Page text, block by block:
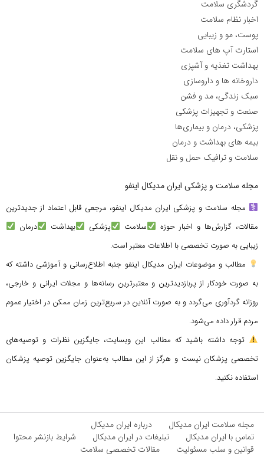
گردشگری سلامت
اخبار نظام سلامت
پوست، مو و زیبایی
استارت آپ های سلامت
بهداشت تغذیه و آشپزی
داروخانه ها و داروسازی
سبک زندگی، مد و فشن
صنعت و تجهیزات پزشکی
پزشکی، درمان و بیماری‌ها
بیمه های بهداشت و درمان
سلامت و ترافیک حمل و نقل
مجله سلامت و پزشکی ایران مدیکال اینفو
مجله سلامت و پزشکی ایران مدیکال اینفو، مرجعی قابل اعتماد از جدیدترین
مقالات، گزارش‌ها و اخبار حوزه
سلامت پزشکی بهداشت
درمان
زیبایی به صورت تخصصی با اطلاعات معتبر است.
مطالب و موضوعات ایران مدیکال اینفو جنبه اطلاع‌رسانی و آموزشی داشته که
به صورت خودکار از پربازدیدترین و معتبرترین رسانه‌ها و مجلات ایرانی و خارجی،
روزانه گردآوری می‌گردد و به صورت آنلاین در سریع‌ترین زمان ممکن در اختیار عموم
مردم قرار داده می‌شود.
توجه داشته باشید که مطالب این وبسایت، جایگزین نظرات و توصیه‌های
تخصصی پزشکان نیست و هرگز از این مطالب به‌عنوان جایگزین توصیه پزشکان
استفاده نکنید.
مجله سلامت ایران مدیکال
درباره ایران مدیکال
تماس با ایران مدیکال
تبلیغات در ایران مدیکال
شرایط بازنشر محتوا
قوانین و سلب مسئولیت
مقالات تخصصی سلامت